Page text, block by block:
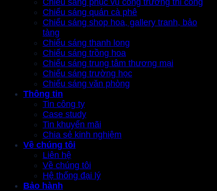
Chiếu sáng quán cà phê
Chiếu sáng shop hoa, gallery tranh, bảo
tàng
Chiếu sáng thanh long
Chiếu sáng trồng hoa
Chiếu sáng trung tâm thương mại
Chiếu sáng trường học
Chiếu sáng văn phòng
Thông tin
Tin công ty
Case study
Tin khuyến mãi
Chia sẻ kinh nghiệm
Về chúng tôi
Liên hệ
Về chúng tôi
Hệ thống đại lý
Bảo hành